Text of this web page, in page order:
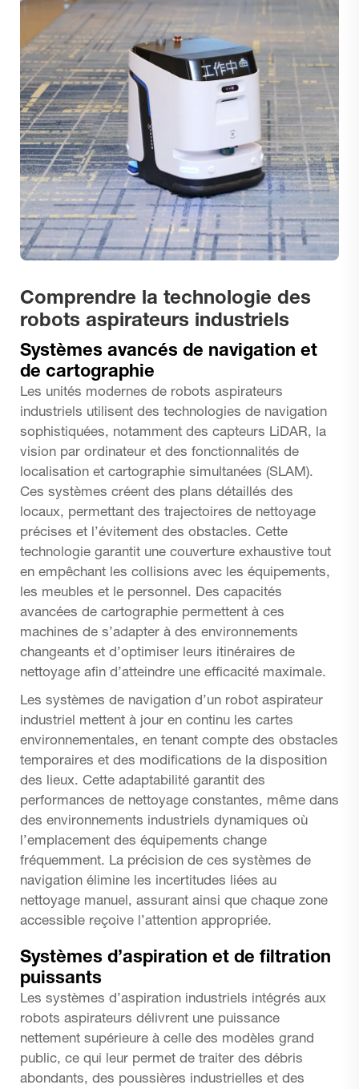
Comprendre la technologie des
robots aspirateurs industriels
Systèmes avancés de navigation et
de cartographie
Les unités modernes de robots aspirateurs
industriels utilisent des technologies de navigation
sophistiquées, notamment des capteurs LiDAR, la
vision par ordinateur et des fonctionnalités de
localisation et cartographie simultanées (SLAM).
Ces systèmes créent des plans détaillés des
locaux, permettant des trajectoires de nettoyage
précises et l’évitement des obstacles. Cette
technologie garantit une couverture exhaustive tout
en empêchant les collisions avec les équipements,
les meubles et le personnel. Des capacités
avancées de cartographie permettent à ces
machines de s’adapter à des environnements
changeants et d’optimiser leurs itinéraires de
nettoyage afin d’atteindre une efficacité maximale.
Les systèmes de navigation d’un robot aspirateur
industriel mettent à jour en continu les cartes
environnementales, en tenant compte des obstacles
temporaires et des modifications de la disposition
des lieux. Cette adaptabilité garantit des
performances de nettoyage constantes, même dans
des environnements industriels dynamiques où
l’emplacement des équipements change
fréquemment. La précision de ces systèmes de
navigation élimine les incertitudes liées au
nettoyage manuel, assurant ainsi que chaque zone
accessible reçoive l’attention appropriée.
Systèmes d’aspiration et de filtration
puissants
Les systèmes d’aspiration industriels intégrés aux
robots aspirateurs délivrent une puissance
nettement supérieure à celle des modèles grand
public, ce qui leur permet de traiter des débris
abondants, des poussières industrielles et des